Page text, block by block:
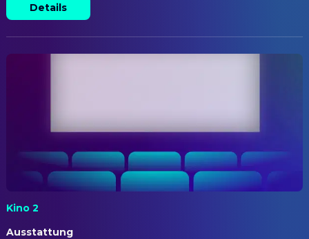
Details
Kino 2
Ausstattung